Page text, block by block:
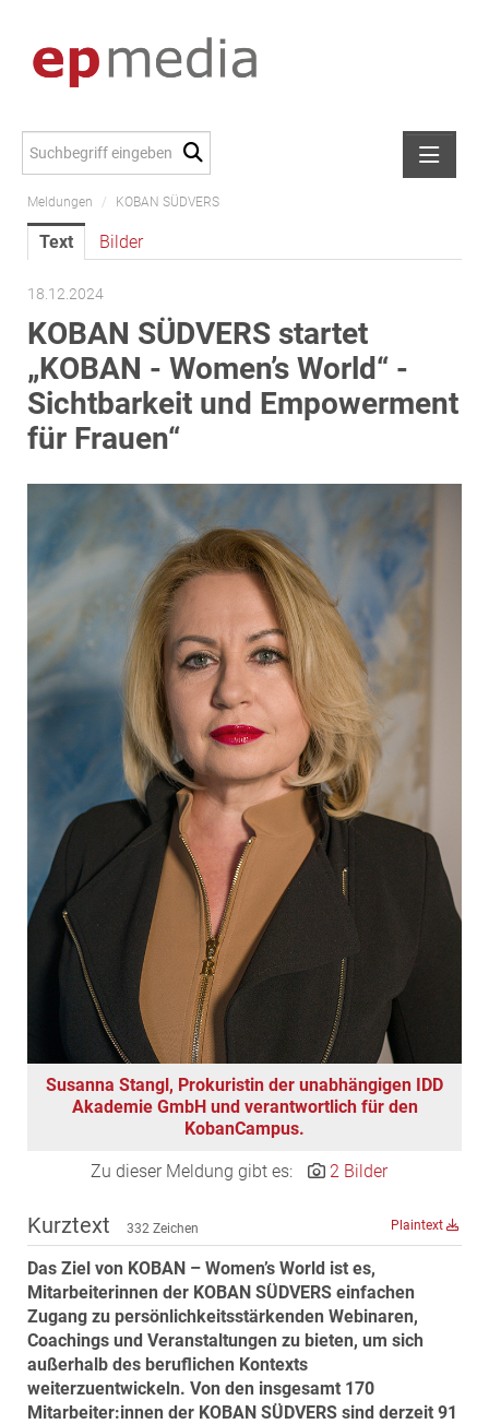
Meldungen
Alexander Peer
amb Development
ATL Immoinvest
AURE Immobilien
Austria Sotheby's International Realty
City Park Vienna
epmedia Werbeagentur
ESTINA Immobilien
Grossmann + Kaswurm Immobilien
Gutwerk Immobilien Treuhand
HANDLER Gruppe
HARING Group
HARING Group + WINEGG Realitäten
HNP architects
IG Immobilien
IMMOBILIEN MAGAZIN VERLAG
IMMOcontract
KOBAN SÜDVERS
ÖKO-Wohnbau
PAYUCA
Raiffeisen Property Holding International
Savoir Vivre Group
STEUP Realitäten
STIX + Partner
teamneunzehn
VÖPE Next
Verband Österreichischer Versicherungsmakler
Weinrauch Rechtsanwälte
Meldungen / KOBAN SÜDVERS
Text Bilder
18.12.2024
KOBAN SÜDVERS startet
„KOBAN - Women’s World“ -
Sichtbarkeit und Empowerment
für Frauen“
Susanna Stangl, Prokuristin der unabhängigen IDD
Akademie GmbH und verantwortlich für den
KobanCampus.
Zu dieser Meldung gibt es: 2 Bilder
Kurztext 332 Zeichen Plaintext
Das Ziel von KOBAN – Women’s World ist es,
Mitarbeiterinnen der KOBAN SÜDVERS einfachen
Zugang zu persönlichkeitsstärkenden Webinaren,
Coachings und Veranstaltungen zu bieten, um sich
außerhalb des beruflichen Kontexts
weiterzuentwickeln. Von den insgesamt 170
Mitarbeiter:innen der KOBAN SÜDVERS sind derzeit 91